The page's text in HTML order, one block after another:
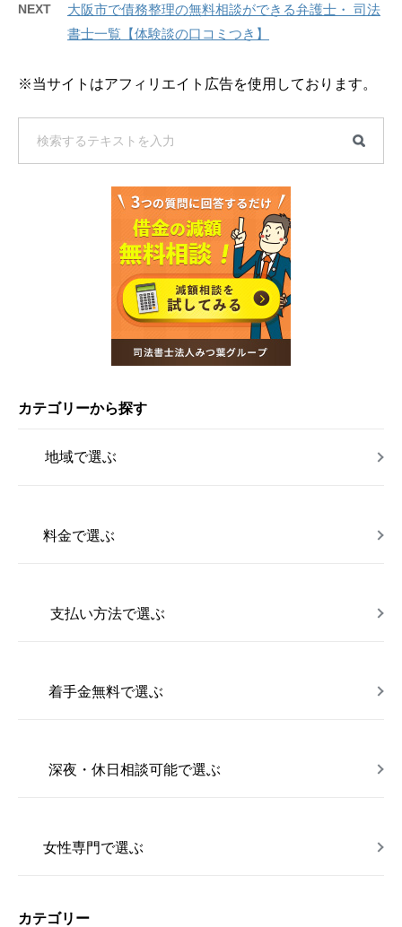
NEXT
大阪市で債務整理の無料相談ができる弁護士・ 司法
書士一覧【体験談の口コミつき】
※当サイトはアフィリエイト広告を使用しております。
カテゴリーから探す
地域で選ぶ
料金で選ぶ
支払い方法で選ぶ
着手金無料で選ぶ
深夜・休日相談可能で選ぶ
女性専門で選ぶ
カテゴリー